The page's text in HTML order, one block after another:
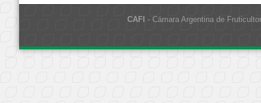
CAFI - Cámara Argentina de